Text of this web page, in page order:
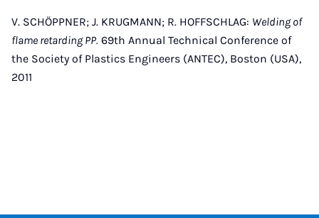
V. SCHÖPPNER; J. KRUGMANN; R. HOFFSCHLAG: Welding of
flame retarding PP. 69th Annual Technical Conference of
the Society of Plastics Engineers (ANTEC), Boston (USA),
2011